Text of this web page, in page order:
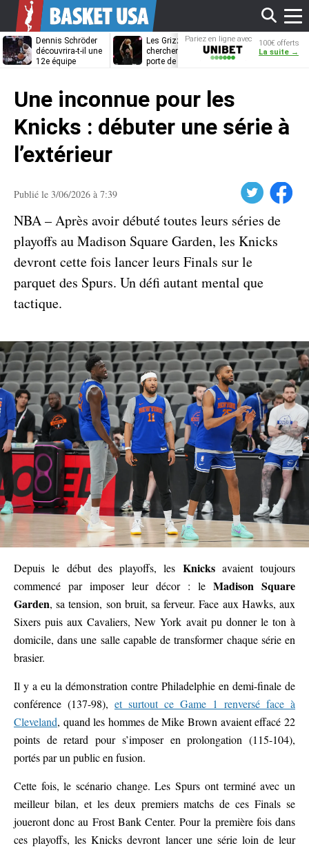
menu
Dennis Schröder
découvrira-t-il une
12e équipe
Les Grizzlies
cherchent déjà une
porte de sortie
Dwane Casey
bientôt coach
Pariez en ligne avec
Unibet
100€ offerts
La suite →
Une inconnue pour les
Knicks : débuter une série à
l’extérieur
Publié le 3/06/2026 à 7:39 Facebook
NBA – Après avoir débuté toutes leurs séries de
playoffs au Madison Square Garden, les Knicks
devront cette fois lancer leurs Finals sur le
parquet des Spurs. Un défi autant mental que
tactique.
Depuis le début des playoffs, les Knicksavaient toujours
commencé par imposer leur décor : le Madison Square
Garden, sa tension, son bruit, sa ferveur. Face aux Hawks, aux
Sixers puis aux Cavaliers, New York avait pu donner le ton à
domicile, dans une salle capable de transformer chaque série en
brasier.
Il y a eu la démonstration contre Philadelphie en demi-finale de
conférence (137-98), et surtout ce Game 1 renversé face à
Cleveland, quand les hommes de Mike Brown avaient effacé 22
points de retard pour s’imposer en prolongation (115-104),
portés par un public en fusion.
Cette fois, le scénario change. Les Spurs ont terminé avec un
meilleur bilan, et les deux premiers matchs de ces Finals se
joueront donc au Frost Bank Center. Pour la première fois dans
ces playoffs, les Knicks devront lancer une série loin de leur